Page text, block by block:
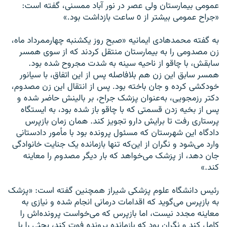
عمومی بیمارستان ولی عصر در نور آباد ممسنی، گفته است:
«جراح عمومی بیشتر از ٥ ساعت بازداشت بود.»
به گفته محمدهادی ایمانیه «صبح روز یکشنبه چهارممرداد ماه،
زن مصدومی را به بیمارستان منتقل کردند که از سوی همسر
سابقش، با چاقو از ناحیه سینه به شدت مجروح شده بود.
همسر سابق این زن هم بلافاصله پس از این اتفاق، با سیانور
خودکشی کرده و جان باخته بود. پس از انتقال این زن مصدوم،
دکتر رزمجویی، به‌عنوان پزشک جراح، بر بالینش حاضر شده و
پس از بخیه زدن قسمتی که با چاقو باز شده بود، به ایستگاه
پرستاری رفت تا برایش دارو تجویز کند. همان زمان بازپرس
دادگاه این شهرستان که مسئول پرونده بود با مأمور دادستانی
وارد می‌شود و نگران از این‌که تنها بازمانده یک جنایت خانوادگی
جان دهد، از پزشک می‌خواهد که بار دیگر مصدوم را معاینه
کند.»
رئیس دانشگاه علوم پزشکی شیراز همچنین گفته است: «پزشک
به بازپرس می‌گوید که اقدامات درمانی انجام شده و نیازی به
معاینه مجدد نیست، اما بازپرس که می‌خواست پرونده‌اش را